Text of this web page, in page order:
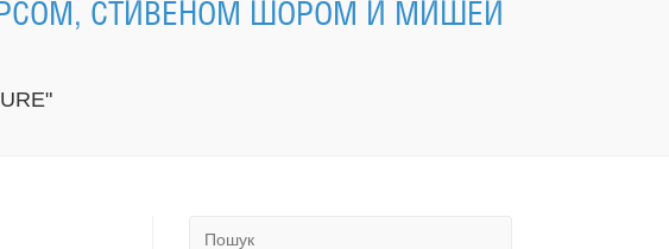
СТИВЕНОМ ШОРОМ И МИШЕЙ